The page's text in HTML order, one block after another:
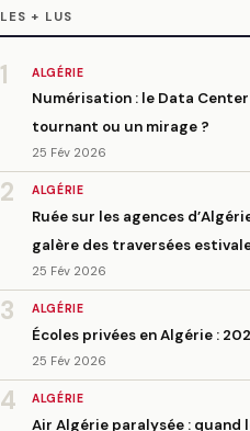
LES + LUS
1 ALGÉRIE
Numérisation : le Data
tournant ou un mirage ?
25 Fév 2026
2 ALGÉRIE
Ruée sur les agences
galère des traversées
25 Fév 2026
3 ALGÉRIE
Écoles privées en Algérie :
25 Fév 2026
4 ALGÉRIE
Air Algérie paralysée : quand